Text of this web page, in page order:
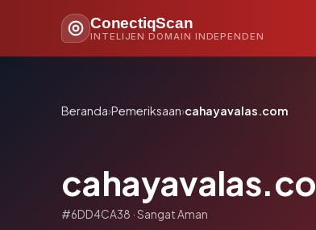
ConectiqScan
INTELIJEN DOMAIN INDEPENDEN
Beranda›Pemeriksaan›cahayavalas.com
#6DD4CA38 · Sangat Aman